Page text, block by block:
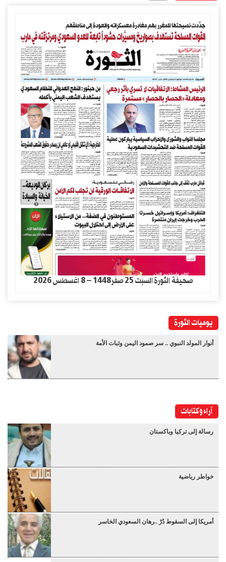
صحيفة الثورة السبت 25 صفر1448 – 8 اغسطس 2026
يوميات الثورة
أنوار المولد النبوي .. سر صمود اليمن وثبات الأمة
آراء وكتابات
رسالة إلى تركيا وباكستان
خواطر رياضية
أمريكا إلى السقوط دُرْ ..رهان السعودي الخاسر